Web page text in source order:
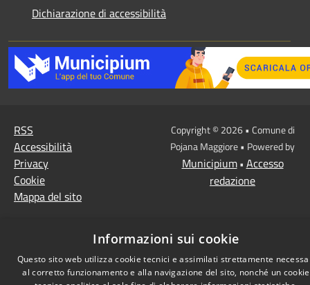
Dichiarazione di accessibilità
RSS
Accessibilità
Privacy
Cookie
Mappa del sito
Copyright © 2026 • Comune di
Pojana Maggiore • Powered by
Municipium• Accesso
redazione
Informazioni sui cookie
Questo sito web utilizza cookie tecnici e assimilati strettamente
al corretto funzionamento e alla navigazione del sito, nonché un cookie